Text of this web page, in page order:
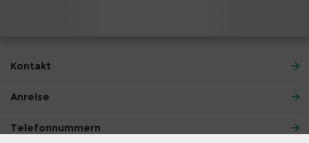
Kontakt
Anreise
Telefonnummern